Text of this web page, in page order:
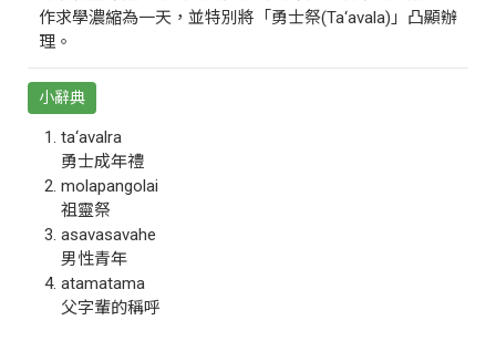
作求學濃縮為一天，並特別將「勇士祭(Ta‘avala)」凸顯辦
理。
小辭典
ta‘avalra
勇士成年禮
molapangolai
祖靈祭
asavasavahe
男性青年
atamatama
父字輩的稱呼